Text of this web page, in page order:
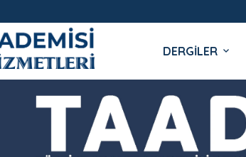
DERGİLER